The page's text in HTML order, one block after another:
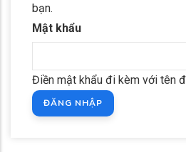
bạn.
Mật khẩu
Điền mật khẩu đi kèm với tên